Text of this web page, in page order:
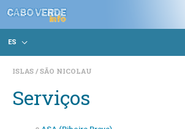
ES
ISLAS SÃO NICOLAU
Serviços